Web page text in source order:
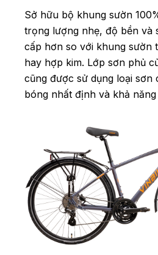
Sở hữu bộ khung sườn
trọng lượng nhẹ, độ bền và
cấp hơn so với khung sườn
hay hợp kim. Lớp sơn phủ
cũng được sử dụng loại sơn
bóng nhất định và khả